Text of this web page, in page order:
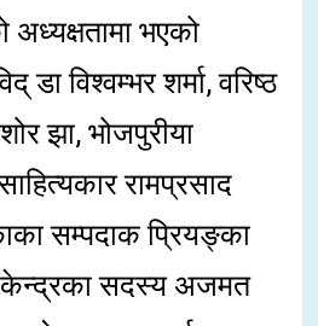
भएको
डा विश्वम्भर शर्मा, वरिष्ठ
झा, भोजपुरीया
रामप्रसाद
सम्पदाक प्रियङ्का
केन्द्रका सदस्य अजमत